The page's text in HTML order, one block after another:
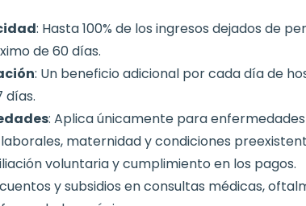
: Hasta 100% de los ingresos dejados de
de 60 días.
: Un beneficio adicional por cada día de
días.
: Aplica únicamente para
maternidad y condiciones
voluntaria y cumplimiento en los pagos.
y subsidios en consultas médicas,